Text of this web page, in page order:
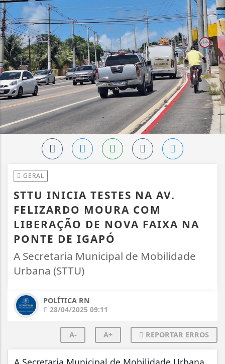
GERAL
STTU INICIA TESTES NA AV.
FELIZARDO MOURA COM
LIBERAÇÃO DE NOVA FAIXA NA
PONTE DE IGAPÓ
A Secretaria Municipal de Mobilidade
Urbana (STTU)
POLÍTICA RN
28/04/2025 09:11
A- A+ REPORTAR ERROS